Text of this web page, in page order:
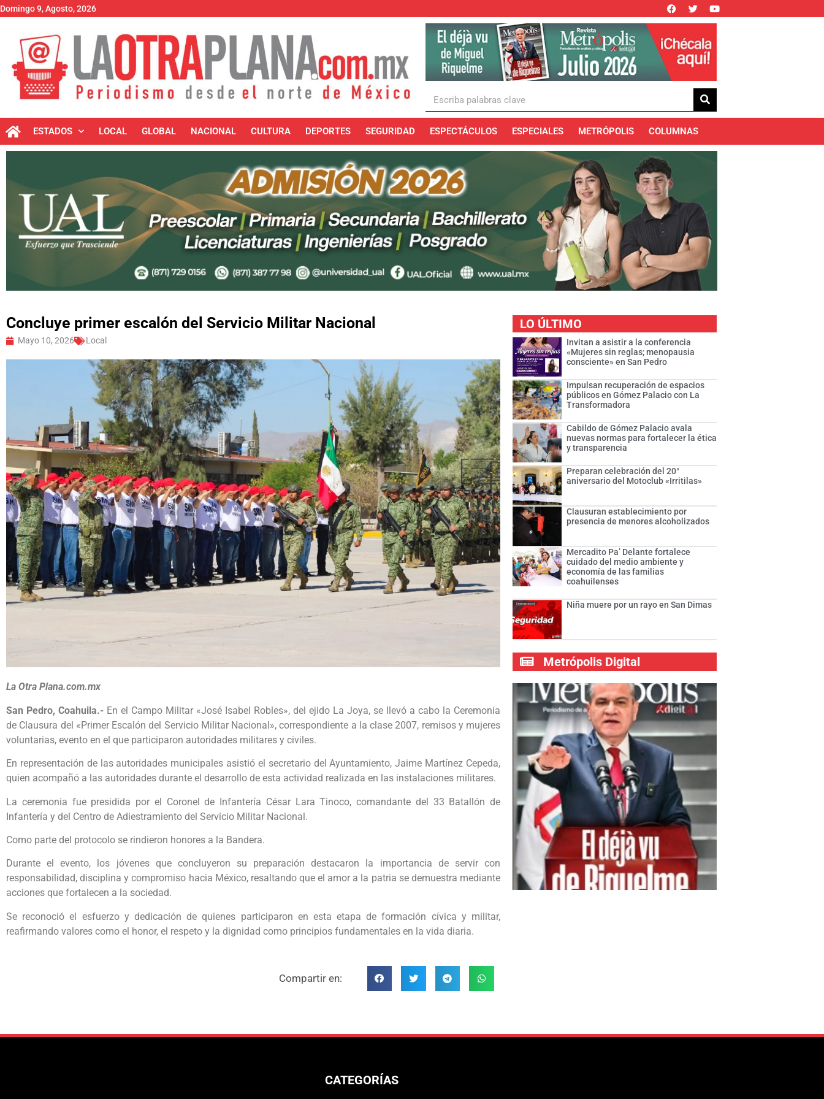
Domingo 9, Agosto, 2026
ESTADOS LOCAL GLOBAL NACIONAL CULTURA DEPORTES SEGURIDAD ESPECTÁCULOS ESPECIALES METRÓPOLIS COLUMNAS
Concluye primer escalón del Servicio Militar Nacional
Mayo 10, 2026 Local
La Otra Plana.com.mx
San Pedro, Coahuila.- En el Campo Militar «José Isabel Robles», del ejido La Joya, se llevó a cabo la Ceremonia
de Clausura del «Primer Escalón del Servicio Militar Nacional», correspondiente a la clase 2007, remisos y mujeres
voluntarias, evento en el que participaron autoridades militares y civiles.
En representación de las autoridades municipales asistió el secretario del Ayuntamiento, Jaime Martínez Cepeda,
quien acompañó a las autoridades durante el desarrollo de esta actividad realizada en las instalaciones militares.
La ceremonia fue presidida por el Coronel de Infantería César Lara Tinoco, comandante del 33 Batallón de
Infantería y del Centro de Adiestramiento del Servicio Militar Nacional.
Como parte del protocolo se rindieron honores a la Bandera.
Durante el evento, los jóvenes que concluyeron su preparación destacaron la importancia de servir con
responsabilidad, disciplina y compromiso hacia México, resaltando que el amor a la patria se demuestra mediante
acciones que fortalecen a la sociedad.
Se reconoció el esfuerzo y dedicación de quienes participaron en esta etapa de formación cívica y militar,
reafirmando valores como el honor, el respeto y la dignidad como principios fundamentales en la vida diaria.
Compartir en:
LO ÚLTIMO
Invitan a asistir a la conferencia
«Mujeres sin reglas; menopausia
consciente» en San Pedro
Impulsan recuperación de espacios
públicos en Gómez Palacio con La
Transformadora
Cabildo de Gómez Palacio avala
nuevas normas para fortalecer la ética
y transparencia
Preparan celebración del 20°
aniversario del Motoclub «Irritilas»
Clausuran establecimiento por
presencia de menores alcoholizados
Mercadito Pa’ Delante fortalece
cuidado del medio ambiente y
economía de las familias
coahuilenses
Niña muere por un rayo en San Dimas
Metrópolis Digital
CATEGORÍAS